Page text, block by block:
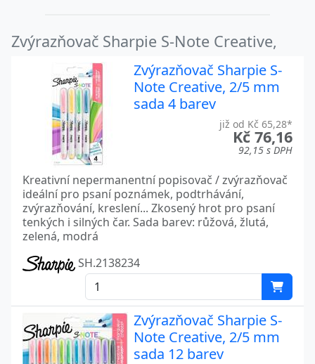
Zvýrazňovač Sharpie S-Note Creative,
Zvýrazňovač Sharpie S-
Note Creative, 2/5 mm
sada 4 barev
již od Kč 65,28*
Kč 76,16
92,15 s DPH
Kreativní nepermanentní popisovač / zvýrazňovač
ideální pro psaní poznámek, podtrhávání,
zvýrazňování, kreslení... Zkosený hrot pro psaní
tenkých i silných čar. Sada barev: růžová, žlutá,
zelená, modrá
SH.2138234
Zvýrazňovač Sharpie S-
Note Creative, 2/5 mm
sada 12 barev